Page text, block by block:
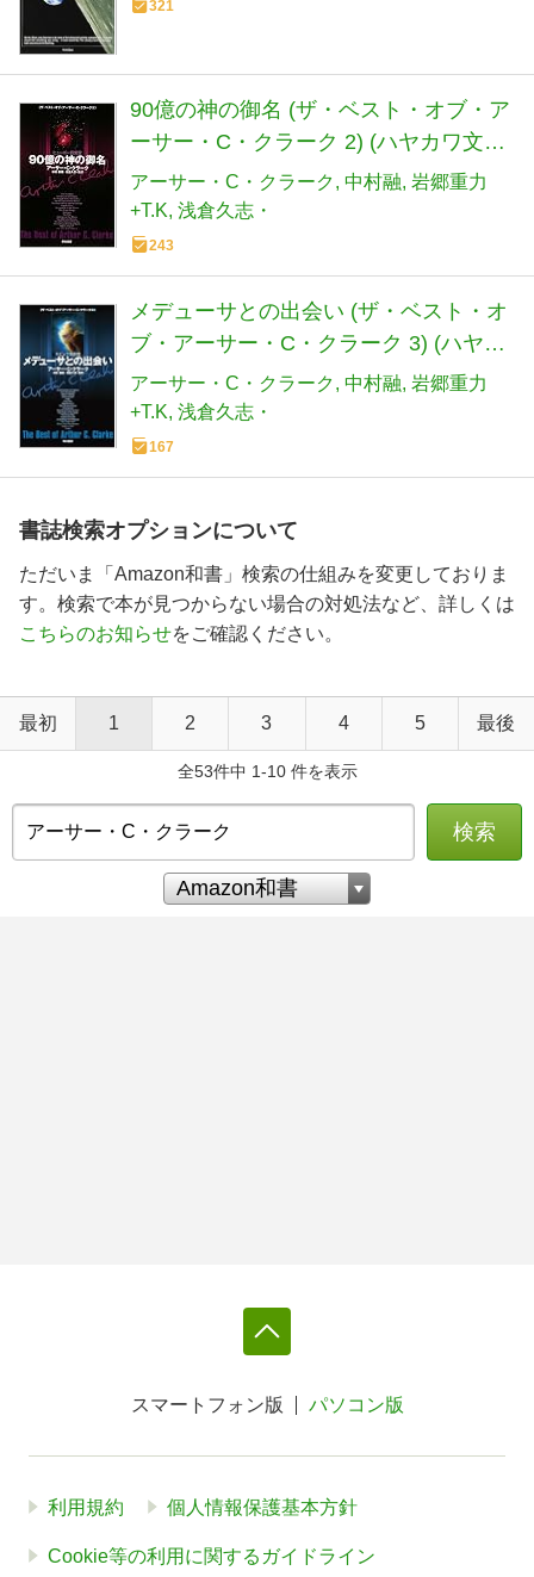
321
90億の神の御名 (ザ・ベスト・オブ・ア
ーサー・C・クラーク 2) (ハヤカワ文庫
SF) (ハヤカワ文庫 SF ク 1-46 ザ・ベス
ト・オブ・アーサー・C・クラ)
アーサー・C・クラーク 中村融 岩郷重力
+T.K 浅倉久志・
243
メデューサとの出会い (ザ・ベスト・オ
ブ・アーサー・C・クラーク 3) (ハヤカ
ワ文庫SF) (文庫) (ハヤカワ文庫 SF ク
1-48 ザ・ベスト・オブ・アーサー・
C・クラ)
アーサー・C・クラーク 中村融 岩郷重力
+T.K 浅倉久志・
167
書誌検索オプションについて
ただいま「Amazon和書」検索の仕組みを変更しておりま
す。検索で本が見つからない場合の対処法など、詳しくは
こちらのお知らせをご確認ください。
最初 1 2 3 4 5 最後
全53件中 1-10 件を表示
検索
スマートフォン版 パソコン版
利用規約 個人情報保護基本方針
Cookie等の利用に関するガイドライン